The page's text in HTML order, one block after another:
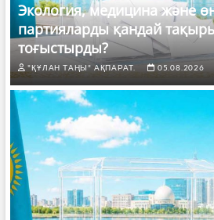
Экология, медицина және
партияларды қандай
тоғыстырды?
"ҚҰЛАН ТАҢЫ" АҚПАРАТ. 05.08.2026